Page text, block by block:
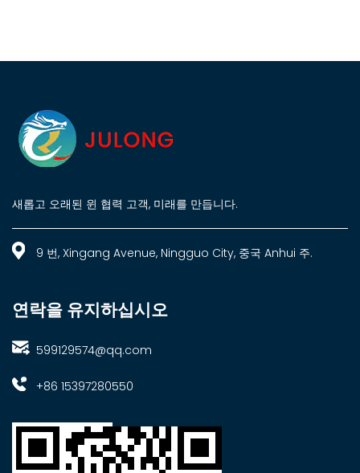
새롭고 오래된 윈 협력 고객, 미래를 만듭니다.
9 번, Xingang Avenue, Ningguo City, 중국 Anhui 주.
연락을 유지하십시오
599129574@qq.com
+86 15397280550